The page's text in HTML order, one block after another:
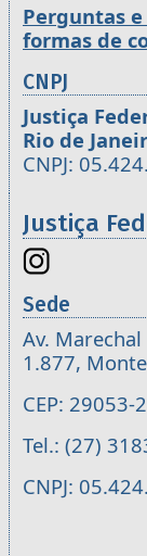
Perguntas
formas de
CNPJ
Justiça
Rio de
CNPJ:
Justiça
Sede
Av.
1.877,
CEP: 29053-
Tel.: (27)
CNPJ: